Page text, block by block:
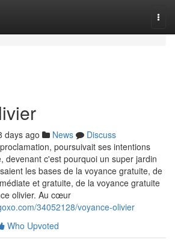
days ago News
Discuss
poursuivait ses intentions
devenant c'est pourquoi un super jardin
les bases de la voyance gratuite, de
et gratuite, de la voyance gratuite
olivier. Au cœur
34052128/voyance-olivier
Who Upvoted